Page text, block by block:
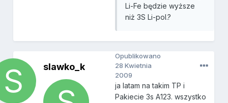
Li-Fe będzie wyższe
niż 3S Li-pol.?
slawko_k
Opublikowano
28 Kwietnia
2009
ja latam na takim TP i
Pakiecie 3s A123. wszystko